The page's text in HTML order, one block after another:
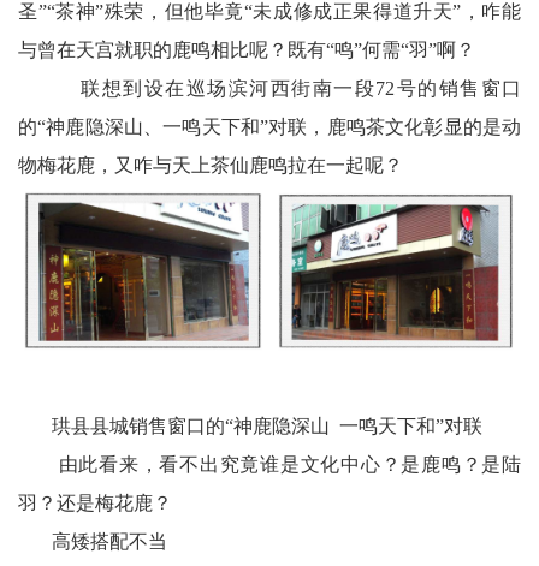
圣”“茶神”殊荣，但他毕竟“未成修成正果得道升天”，咋能
与曾在天宫就职的鹿鸣相比呢？既有“鸣”何需“羽”啊？
联想到设在巡场滨河西街南一段72号的销售窗口
的“神鹿隐深山、一鸣天下和”对联，鹿鸣茶文化彰显的是动
物梅花鹿，又咋与天上茶仙鹿鸣拉在一起呢？
珙县县城销售窗口的“神鹿隐深山 一鸣天下和”对联
由此看来，看不出究竟谁是文化中心？是鹿鸣？是陆
羽？还是梅花鹿？
高矮搭配不当